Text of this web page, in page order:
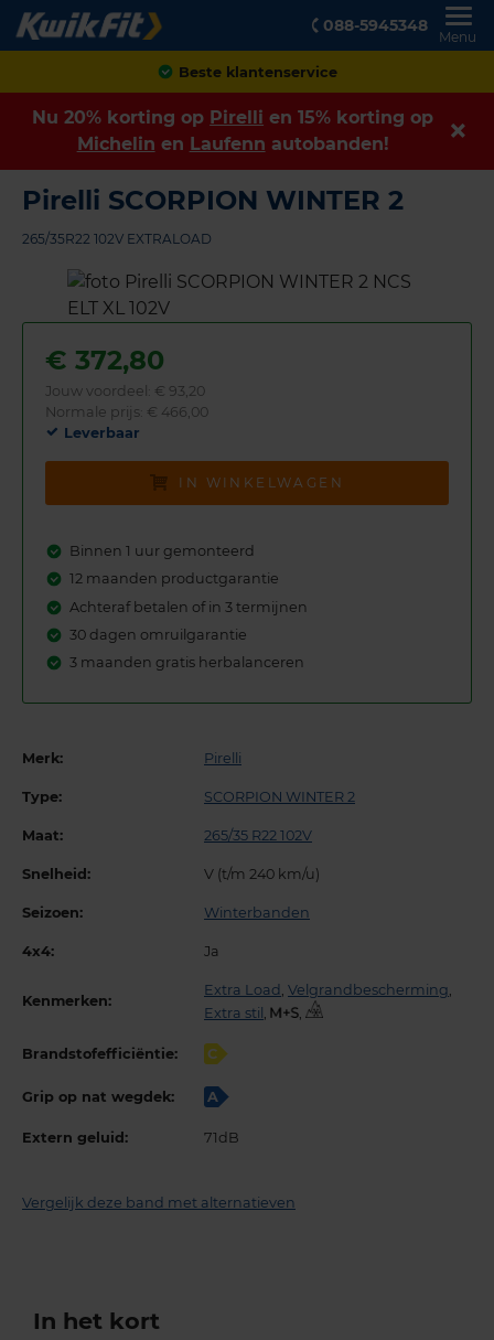
088-5945348
Menu
Achteraf betalen
Nu 20% korting op Pirelli en 15% korting op
Michelin en Laufenn autobanden!
Pirelli SCORPION WINTER 2
265/35R22 102V EXTRALOAD
€ 372,80
Jouw voordeel: € 93,20
Normale prijs: € 466,00
Leverbaar
IN WINKELWAGEN
Binnen 1 uur gemonteerd
12 maanden productgarantie
Achteraf betalen of in 3 termijnen
30 dagen omruilgarantie
3 maanden gratis herbalanceren
Merk: Pirelli
Type: SCORPION WINTER 2
Maat: 265/35 R22 102V
Snelheid: V (t/m 240 km/u)
Seizoen: Winterbanden
4x4: Ja
Kenmerken:
Extra Load Velgrandbescherming
Extra stil
,
Brandstofefficiëntie: C
Grip op nat wegdek: A
Extern geluid: 71dB
Vergelijk deze band met alternatieven
In het kort